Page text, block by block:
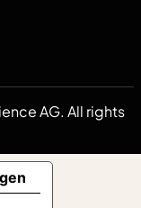
AG. All rights